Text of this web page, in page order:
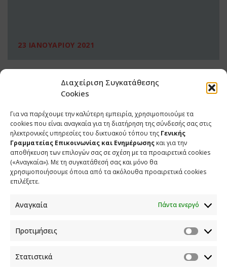
Διαχείριση Συγκατάθεσης
Cookies
Για να παρέχουμε την καλύτερη εμπειρία, χρησιμοποιούμε τα
cookies που είναι αναγκαία για τη διατήρηση της σύνδεσής σας στις
ηλεκτρονικές υπηρεσίες του δικτυακού τόπου της Γενικής
Γραμματείας Επικοινωνίας και Ενημέρωσης και για την
αποθήκευση των επιλογών σας σε σχέση με τα προαιρετικά cookies
(«Αναγκαία»). Με τη συγκατάθεσή σας και μόνο θα
χρησιμοποιήσουμε όποια από τα ακόλουθα προαιρετικά cookies
επιλέξετε.
Αναγκαία Πάντα ενεργό
Προτιμήσεις
Στατιστικά
23 ΙΑΝΟΥΑΡΙΟΥ 2021
ΕΠΙΚΟΙΝΩΝΙΑ
Φραγκούδη 11 & Αλεξάνδρου Πάντου
info.media@media.gov.gr